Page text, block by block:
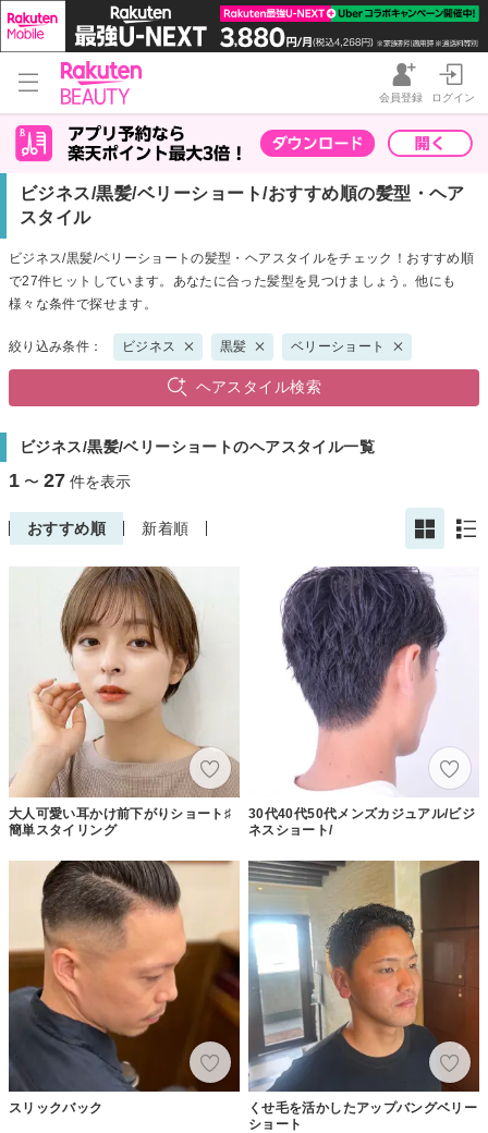
会員登録 ログイン
ビジネス/黒髪/ベリーショート/おすすめ順の髪型・ヘア
スタイル
ビジネス/黒髪/ベリーショートの髪型・ヘアスタイルをチェック！おすすめ順
で27件ヒットしています。あなたに合った髪型を見つけましょう。他にも
様々な条件で探せます。
絞り込み条件： ビジネス 黒髪 ベリーショート
ヘアスタイル検索
ビジネス/黒髪/ベリーショートのヘアスタイル一覧
1 〜 27 件を表示
おすすめ順 新着順
大人可愛い耳かけ前下がりショート♯
簡単スタイリング
30代40代50代メンズカジュアル/ビジ
ネスショート/
スリックバック
くせ毛を活かしたアップバングベリー
ショート